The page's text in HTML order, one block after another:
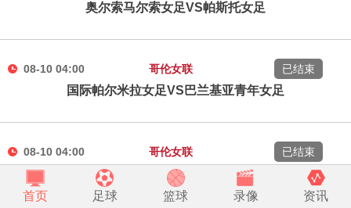
奥尔索马尔索女足VS帕斯托女足
08-10 04:00 哥伦女联
国际帕尔米拉女足VS巴兰基亚青年女足
已结束
08-10 04:00 哥伦女联
波哥大国际女足VS皇家桑坦女足
已结束
首页 足球 篮球 录像 资讯